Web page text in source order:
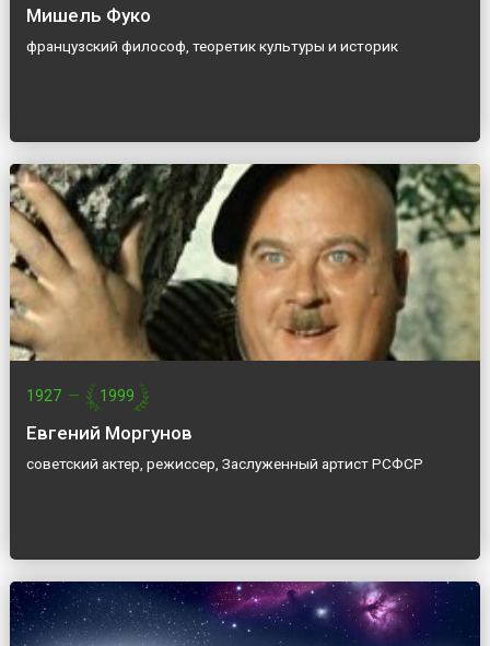
Мишель Фуко
французский философ, теоретик культуры и историк
1927 — 1999
Евгений Моргунов
советский актер, режиссер, Заслуженный артист РСФСР